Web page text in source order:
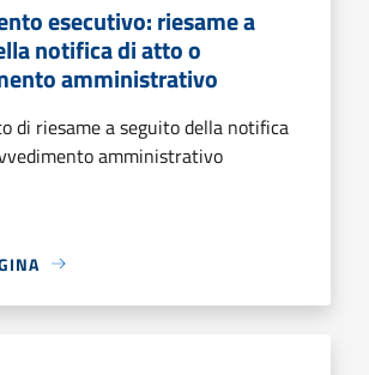
esecutivo: riesame a
notifica di atto o
amministrativo
di riesame a seguito della notifica
amministrativo